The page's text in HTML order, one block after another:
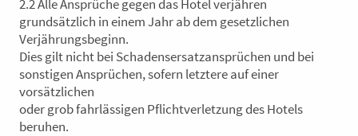
2.2 Alle Ansprüche gegen das Hotel verjähren
grundsätzlich in einem Jahr ab dem gesetzlichen
Verjährungsbeginn.
Dies gilt nicht bei Schadensersatzansprüchen und bei
sonstigen Ansprüchen, sofern letztere auf einer
vorsätzlichen
odergrob fahrlässigen Pflichtverletzung des Hotels
beruhen.